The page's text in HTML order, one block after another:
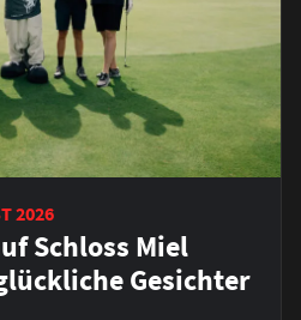
2026
Schloss Miel
Gesichter